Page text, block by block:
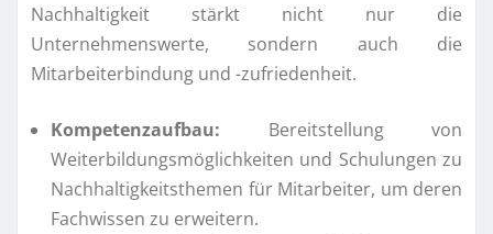
Nachhaltigkeit stärkt nicht nur die
Unternehmenswerte, sondern auch die
Mitarbeiterbindung und -zufriedenheit.
Kompetenzaufbau: Bereitstellung von
Weiterbildungsmöglichkeiten und Schulungen zu
Nachhaltigkeitsthemen für Mitarbeiter, um deren
Fachwissen zu erweitern.